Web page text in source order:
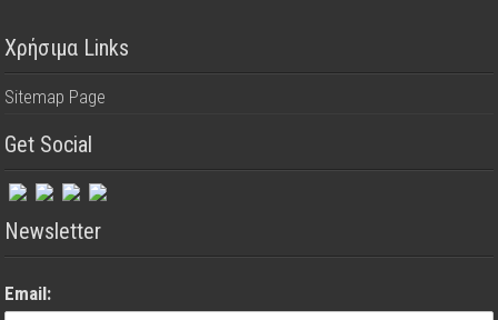
Χρήσιμα Links
Sitemap Page
Get Social
Newsletter
Email: